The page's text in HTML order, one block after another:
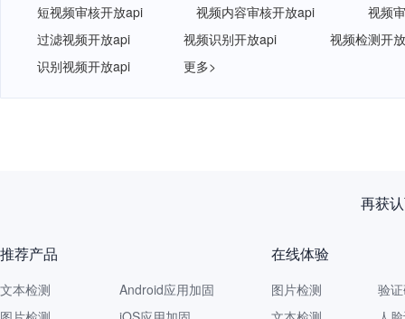
短视频审核开放api 视频内容审核开放api
视频
过滤视频开放api
视频识别开放api
视频检测开
识别视频开放api
更多>
再获
推荐产品
文本检测
Android应用加固
在线体验
图片检测
验